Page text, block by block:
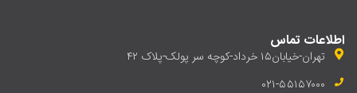
اطلاعات تماس
تهران-خیابان۱۵ خرداد-کوچه سر پولک-پلاک ۴۲
۰۲۱-۵۵۱۵۷۰۰۰